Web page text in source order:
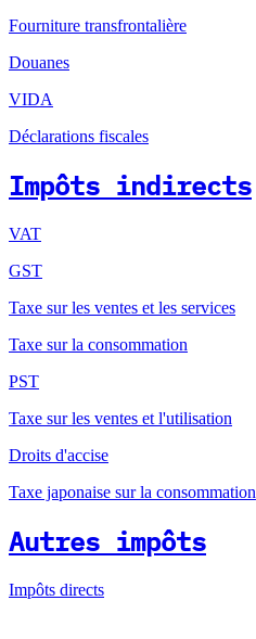
Fourniture transfrontalière
Douanes
VIDA
Déclarations fiscales
Impôts indirects
VAT
GST
Taxe sur les ventes et les services
Taxe sur la consommation
PST
Taxe sur les ventes et l'utilisation
Droits d'accise
Taxe japonaise sur la consommation
Autres impôts
Impôts directs